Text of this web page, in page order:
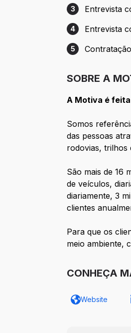
Etapa 3:
3 Entrevista
Etapa 4:
4 Entrevista
Etapa 5:
5 Contratação
SOBRE A
A Motiva é
Somos
das pessoas
rodovias, trilhos
São mais de 16
de veículos,
diariamente, 3
clientes
Para que os
meio ambiente,
CONHEÇA
Website